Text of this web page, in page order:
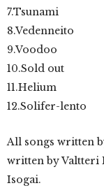
7.Tsunami
8.Vedenneito
9.Voodoo
10.Sold out
11.Helium
12.Solifer-lento
All songs written
written by Valtteri
Isogai.